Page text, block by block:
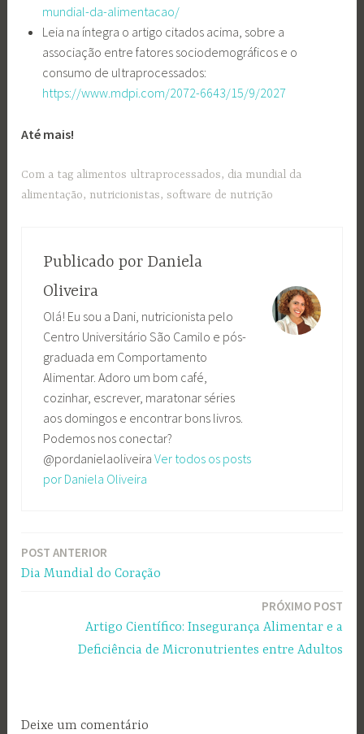
mundial-da-alimentacao/
Leia na íntegra o artigo citados acima, sobre a
associação entre fatores sociodemográficos e o
consumo de ultraprocessados:
https://www.mdpi.com/2072-6643/15/9/2027
Até mais!
Com a tag alimentos ultraprocessados, dia mundial da
alimentação, nutricionistas,software de nutrição
Publicado por Daniela
Oliveira
Olá! Eu sou a Dani, nutricionista pelo
Centro Universitário São Camilo e pós-
graduada em Comportamento
Alimentar. Adoro um bom café,
cozinhar, escrever, maratonar séries
aos domingos e encontrar bons livros.
Podemos nos conectar?
@pordanielaoliveira Ver todos os posts
por Daniela Oliveira
Navegação
POST ANTERIOR
Dia Mundial do Coração
PRÓXIMO POST
Artigo Científico: Insegurança Alimentar e a
Deficiência de Micronutrientes entre Adultos
Deixe um comentário